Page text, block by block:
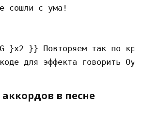
сошли с ума!
}x2 }} Повторяем так по
в песне